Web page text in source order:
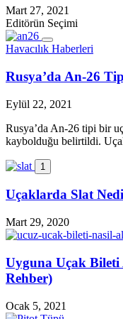
Mart 27, 2021
Editörün Seçimi
Havacılık Haberleri
Rusya’da An-26
Eylül 22, 2021
Rusya’da An-26 tipi bir
kaybolduğu belirtildi.
1
Uçaklarda Slat
Mart 29, 2020
Uyguna Uçak Bileti
Rehber)
Ocak 5, 2021